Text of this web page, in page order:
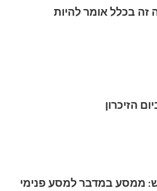
זה בכלל אומר להיות
הזיכרון
ממסע במדבר למסע פנימי